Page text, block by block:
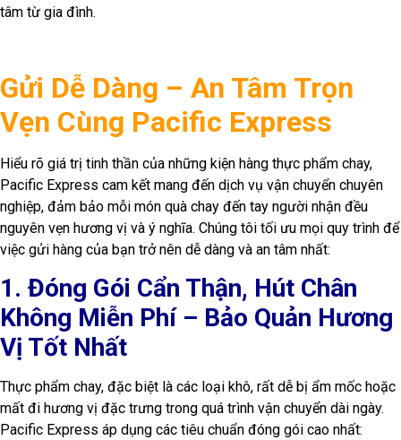
tâm từ gia đình.
Gửi Dễ Dàng – An Tâm Trọn
Vẹn Cùng Pacific Express
Hiểu rõ giá trị tinh thần của những kiện hàng thực phẩm chay,
Pacific Express cam kết mang đến dịch vụ vận chuyển chuyên
nghiệp, đảm bảo mỗi món quà chay đến tay người nhận đều
nguyên vẹn hương vị và ý nghĩa. Chúng tôi tối ưu mọi quy trình để
việc gửi hàng của bạn trở nên dễ dàng và an tâm nhất:
1. Đóng Gói Cẩn Thận, Hút Chân
Không Miễn Phí – Bảo Quản Hương
Vị Tốt Nhất
Thực phẩm chay, đặc biệt là các loại khô, rất dễ bị ẩm mốc hoặc
mất đi hương vị đặc trưng trong quá trình vận chuyển dài ngày.
Pacific Express áp dụng các tiêu chuẩn đóng gói cao nhất: